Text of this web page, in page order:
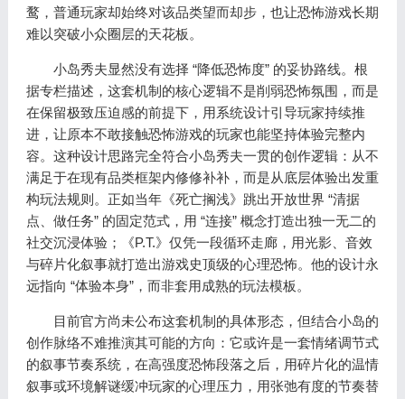
鹜，普通玩家却始终对该品类望而却步，也让恐怖游戏长期
难以突破小众圈层的天花板。
小岛秀夫显然没有选择 “降低恐怖度” 的妥协路线。根
据专栏描述，这套机制的核心逻辑不是削弱恐怖氛围，而是
在保留极致压迫感的前提下，用系统设计引导玩家持续推
进，让原本不敢接触恐怖游戏的玩家也能坚持体验完整内
容。这种设计思路完全符合小岛秀夫一贯的创作逻辑：从不
满足于在现有品类框架内修修补补，而是从底层体验出发重
构玩法规则。正如当年《死亡搁浅》跳出开放世界 “清据
点、做任务” 的固定范式，用 “连接” 概念打造出独一无二的
社交沉浸体验；《P.T.》仅凭一段循环走廊，用光影、音效
与碎片化叙事就打造出游戏史顶级的心理恐怖。他的设计永
远指向 “体验本身”，而非套用成熟的玩法模板。
目前官方尚未公布这套机制的具体形态，但结合小岛的
创作脉络不难推演其可能的方向：它或许是一套情绪调节式
的叙事节奏系统，在高强度恐怖段落之后，用碎片化的温情
叙事或环境解谜缓冲玩家的心理压力，用张弛有度的节奏替